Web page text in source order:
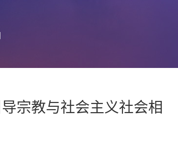
宗教与社会主义社会相